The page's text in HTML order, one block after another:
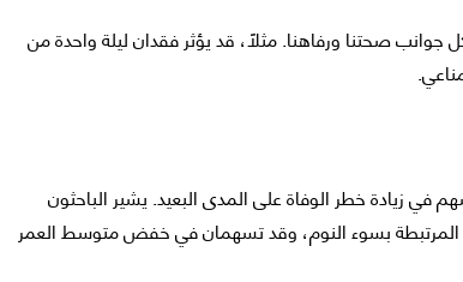
صحتنا ورفاهنا. مثلًا، قد يؤثر فقدان ليلة واحدة من
زيادة خطر الوفاة على المدى البعيد. يشير الباحثون
بسوء النوم، وقد تسهمان في خفض متوسط العمر